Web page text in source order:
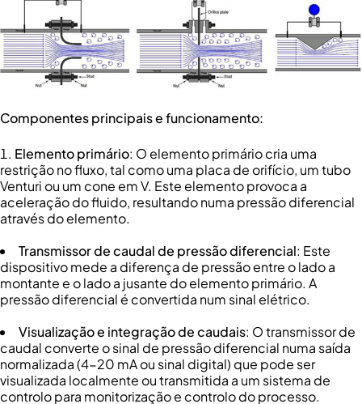
Componentes principais e funcionamento:
Elemento primário: O elemento primário cria uma
restrição no fluxo, tal como uma placa de orifício, um tubo
Venturi ou um cone em V. Este elemento provoca a
aceleração do fluido, resultando numa pressão diferencial
através do elemento.
Transmissor de caudal de pressão diferencial: Este
dispositivo mede a diferença de pressão entre o lado a
montante e o lado a jusante do elemento primário. A
pressão diferencial é convertida num sinal elétrico.
Visualização e integração de caudais: O transmissor de
caudal converte o sinal de pressão diferencial numa saída
normalizada (4-20 mA ou sinal digital) que pode ser
visualizada localmente ou transmitida a um sistema de
controlo para monitorização e controlo do processo.